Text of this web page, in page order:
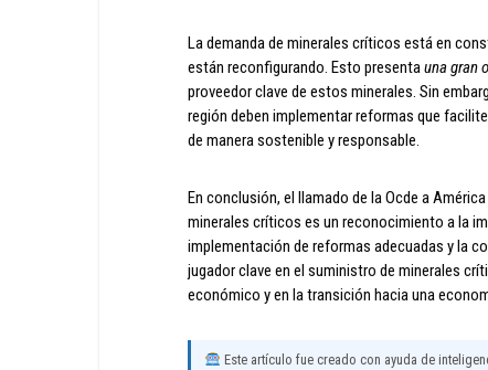
La demanda de minerales críticos está en
están reconfigurando. Esto presentauna gran
proveedor clave de estos minerales. Sin
región deben implementar reformas que
de manera sostenible y responsable.
En conclusión, el llamado de la Ocde a
minerales críticos es un reconocimiento a la
implementación de reformas adecuadas y la
jugador clave en el suministro de minerales
económico y en la transición hacia una
Este artículo fue creado con ayuda de